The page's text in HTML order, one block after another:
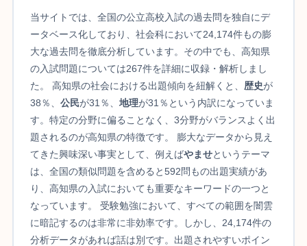
当サイトでは、全国の公立高校入試の過去問を独自にデ
ータベース化しており、社会科において24,174件もの膨
大な過去問を徹底分析しています。その中でも、高知県
の入試問題については267件を詳細に収録・解析しまし
た。 高知県の社会における出題傾向を紐解くと、 歴史が
38％、 公民が31％、 地理が31％という内訳になっていま
す。特定の分野に偏ることなく、3分野がバランスよく出
題されるのが高知県の特徴です。 膨大なデータから見え
てきた興味深い事実として、例えばやませというテーマ
は、全国の類似問題を含めると592問もの出題実績があ
り、高知県の入試においても重要なキーワードの一つと
なっています。 受験勉強において、すべての範囲を闇雲
に暗記するのは非常に非効率です。しかし、24,174件の
分析データがあれば話は別です。出題されやすいポイン